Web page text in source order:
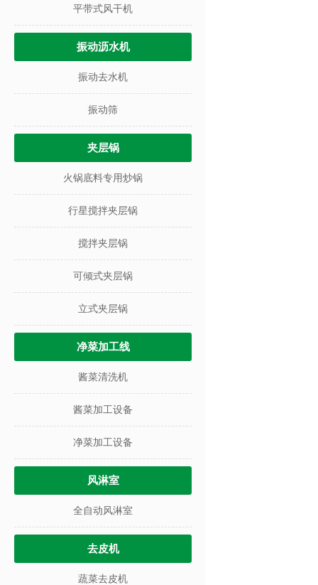
平带式风干机
振动沥水机
振动去水机
振动筛
夹层锅
火锅底料专用炒锅
行星搅拌夹层锅
搅拌夹层锅
可倾式夹层锅
立式夹层锅
净菜加工线
酱菜清洗机
酱菜加工设备
净菜加工设备
风淋室
全自动风淋室
去皮机
蔬菜去皮机